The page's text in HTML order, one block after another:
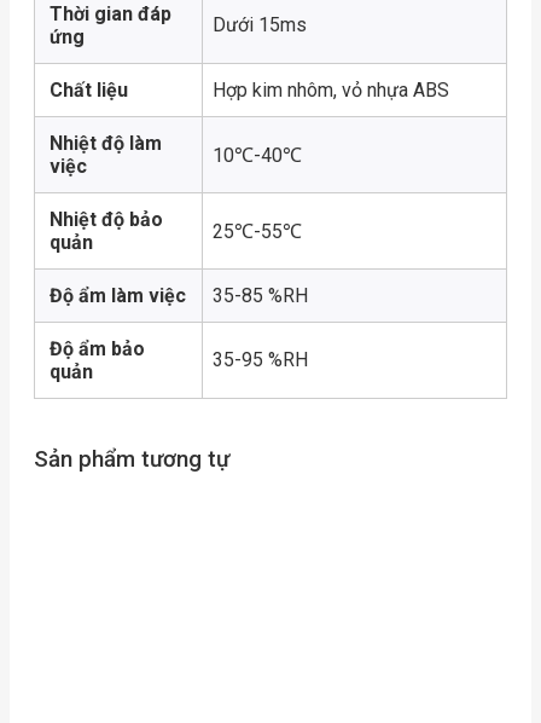
Thời gian đáp
ứng
Dưới 15ms
Chất liệu Hợp kim nhôm, vỏ nhựa ABS
Nhiệt độ làm
việc
10℃-40℃
Nhiệt độ bảo
quản
25℃-55℃
Độ ẩm làm việc 35-85 %RH
Độ ẩm bảo
quản
35-95 %RH
Sản phẩm tương tự